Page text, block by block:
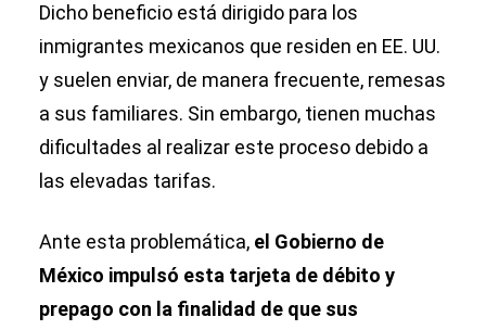
condición
deberán
cumplir las
apps de
billeteras
Dicho beneficio está dirigido para los
inmigrantes mexicanos que residen en EE. UU.
y suelen enviar, de manera frecuente, remesas
a sus familiares. Sin embargo, tienen muchas
dificultades al realizar este proceso debido a
las elevadas tarifas.
Ante esta problemática, el Gobierno de
México impulsó esta tarjeta de débito y
prepago con la finalidad de que sus